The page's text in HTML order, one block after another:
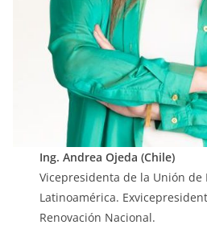
Ing. Andrea Ojeda (Chile)
Vicepresidenta de la Unión de
Latinoamérica.
Renovación Nacional.